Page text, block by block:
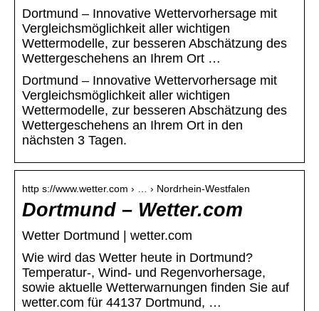
Dortmund – Innovative Wettervorhersage mit
Vergleichsmöglichkeit aller wichtigen
Wettermodelle, zur besseren Abschätzung des
Wettergeschehens an Ihrem Ort …
Dortmund – Innovative Wettervorhersage mit
Vergleichsmöglichkeit aller wichtigen
Wettermodelle, zur besseren Abschätzung des
Wettergeschehens an Ihrem Ort in den
nächsten 3 Tagen.
http s://www.wetter.com › … › Nordrhein-Westfalen
Dortmund – Wetter.com
Wetter Dortmund | wetter.com
Wie wird das Wetter heute in Dortmund?
Temperatur-, Wind- und Regenvorhersage,
sowie aktuelle Wetterwarnungen finden Sie auf
wetter.com für 44137 Dortmund, …